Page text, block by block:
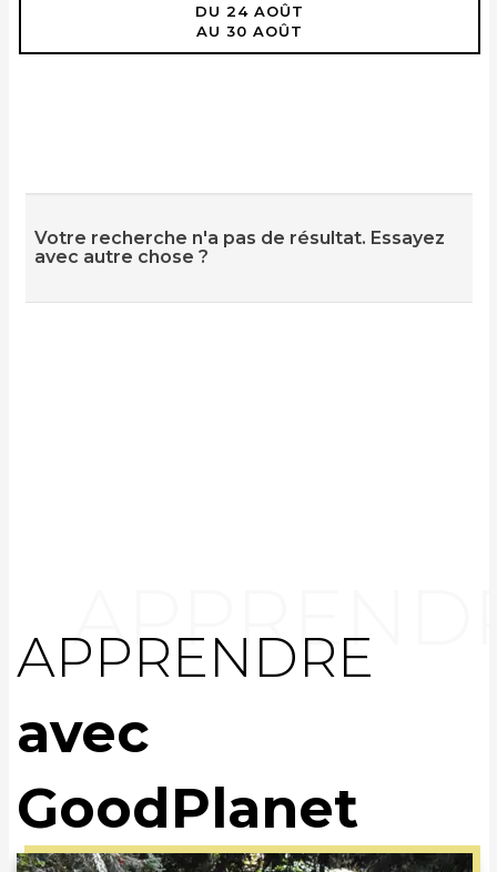
DU 24 AOÛT
AU 30 AOÛT
Votre recherche n'a pas de résultat. Essayez
avec autre chose ?
APPRENDRE
avec
GoodPlanet